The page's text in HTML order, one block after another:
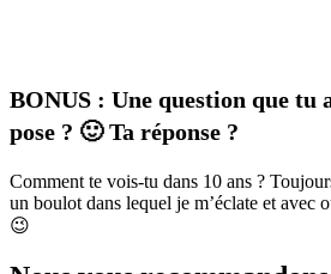
BONUS : Une question que tu
pose ? 🙂 Ta réponse ?
Comment te vois-tu dans 10 ans ?
un boulot dans lequel je m’éclate et avec
😉